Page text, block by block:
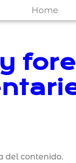
Home
del contenido.